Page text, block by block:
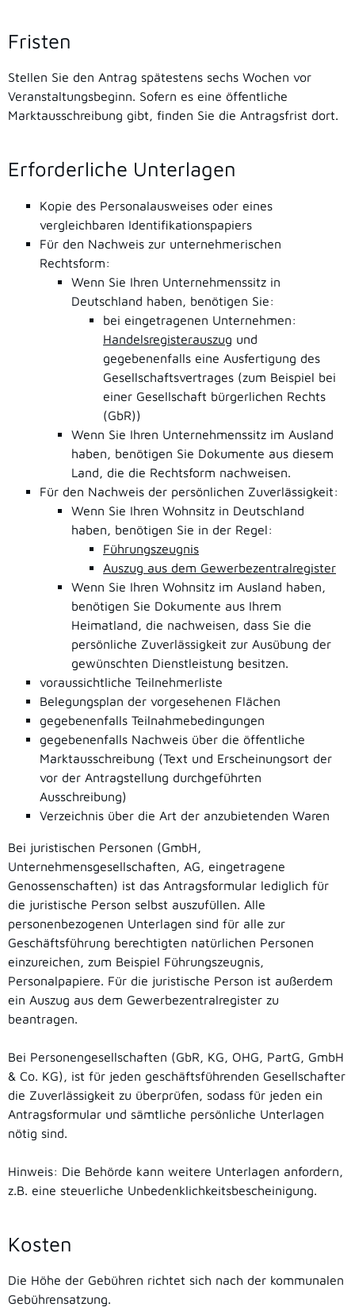
Fristen
Stellen Sie den Antrag spätestens sechs Wochen vor
Veranstaltungsbeginn. Sofern es eine öffentliche
Marktausschreibung gibt, finden Sie die Antragsfrist dort.
Erforderliche Unterlagen
Kopie des Personalausweises oder eines
vergleichbaren Identifikationspapiers
Für den Nachweis zur unternehmerischen
Rechtsform:
Wenn Sie Ihren Unternehmenssitz in
Deutschland haben, benötigen Sie:
bei eingetragenen Unternehmen:
Handelsregisterauszug und
gegebenenfalls eine Ausfertigung des
Gesellschaftsvertrages (zum Beispiel bei
einer Gesellschaft bürgerlichen Rechts
(GbR))
Wenn Sie Ihren Unternehmenssitz im Ausland
haben, benötigen Sie Dokumente aus diesem
Land, die die Rechtsform nachweisen.
Für den Nachweis der persönlichen Zuverlässigkeit:
Wenn Sie Ihren Wohnsitz in Deutschland
haben, benötigen Sie in der Regel:
Führungszeugnis
Auszug aus dem Gewerbezentralregister
Wenn Sie Ihren Wohnsitz im Ausland haben,
benötigen Sie Dokumente aus Ihrem
Heimatland, die nachweisen, dass Sie die
persönliche Zuverlässigkeit zur Ausübung der
gewünschten Dienstleistung besitzen.
voraussichtliche Teilnehmerliste
Belegungsplan der vorgesehenen Flächen
gegebenenfalls Teilnahmebedingungen
gegebenenfalls Nachweis über die öffentliche
Marktausschreibung (Text und Erscheinungsort der
vor der Antragstellung durchgeführten
Ausschreibung)
Verzeichnis über die Art der anzubietenden Waren
Bei juristischen Personen (GmbH,
Unternehmensgesellschaften, AG, eingetragene
Genossenschaften) ist das Antragsformular lediglich für
die juristische Person selbst auszufüllen. Alle
personenbezogenen Unterlagen sind für alle zur
Geschäftsführung berechtigten natürlichen Personen
einzureichen, zum Beispiel Führungszeugnis,
Personalpapiere. Für die juristische Person ist außerdem
ein Auszug aus dem Gewerbezentralregister zu
beantragen.
Bei Personengesellschaften (GbR, KG, OHG, PartG, GmbH
& Co. KG), ist für jeden geschäftsführenden Gesellschafter
die Zuverlässigkeit zu überprüfen, sodass für jeden ein
Antragsformular und sämtliche persönliche Unterlagen
nötig sind.
Hinweis: Die Behörde kann weitere Unterlagen anfordern,
z.B. eine steuerliche Unbedenklichkeitsbescheinigung.
Kosten
Die Höhe der Gebühren richtet sich nach der kommunalen
Gebührensatzung.